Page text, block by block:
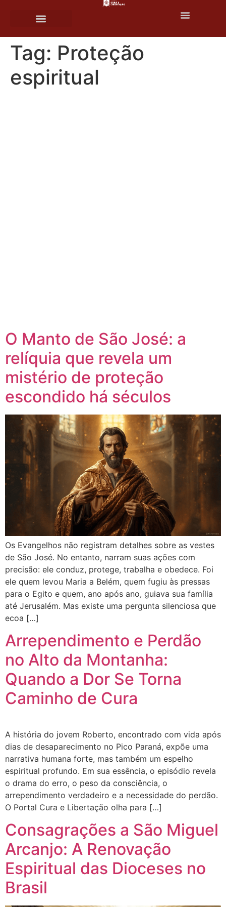
Tag: Proteção
espiritual
O Manto de São José: a
relíquia que revela um
mistério de proteção
escondido há séculos
Os Evangelhos não registram detalhes sobre as vestes
de São José. No entanto, narram suas ações com
precisão: ele conduz, protege, trabalha e obedece. Foi
ele quem levou Maria a Belém, quem fugiu às pressas
para o Egito e quem, ano após ano, guiava sua família
até Jerusalém. Mas existe uma pergunta silenciosa que
ecoa […]
Arrependimento e Perdão
no Alto da Montanha:
Quando a Dor Se Torna
Caminho de Cura
A história do jovem Roberto, encontrado com vida após
dias de desaparecimento no Pico Paraná, expõe uma
narrativa humana forte, mas também um espelho
espiritual profundo. Em sua essência, o episódio revela
o drama do erro, o peso da consciência, o
arrependimento verdadeiro e a necessidade do perdão.
O Portal Cura e Libertação olha para […]
Consagrações a São Miguel
Arcanjo: A Renovação
Espiritual das Dioceses no
Brasil